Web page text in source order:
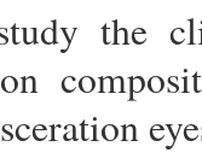
the